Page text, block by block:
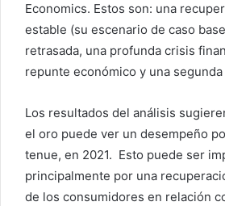
Economics. Estos son: una
estable (su escenario de caso
retrasada, una profunda crisis
repunte económico y una
Los resultados del análisis
el oro puede ver un desempeño
tenue, en 2021. Esto puede ser
principalmente por una
de los consumidores en relación